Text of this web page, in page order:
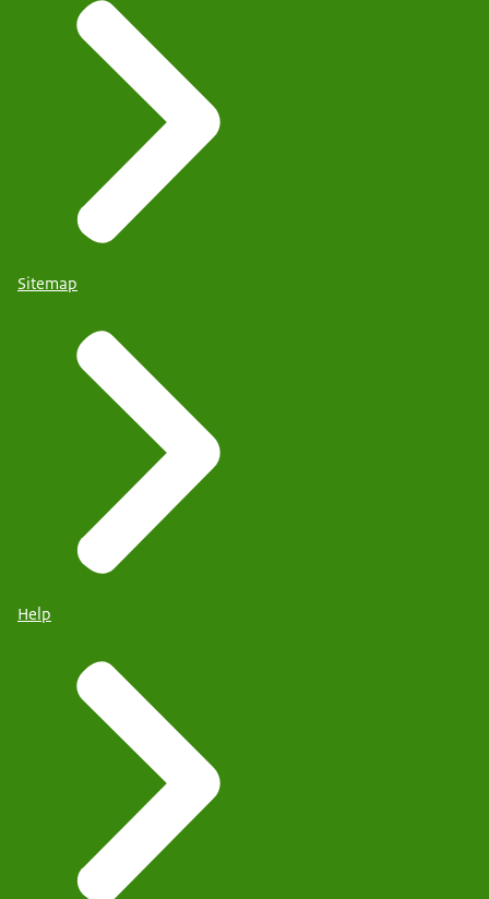
Sitemap
Help